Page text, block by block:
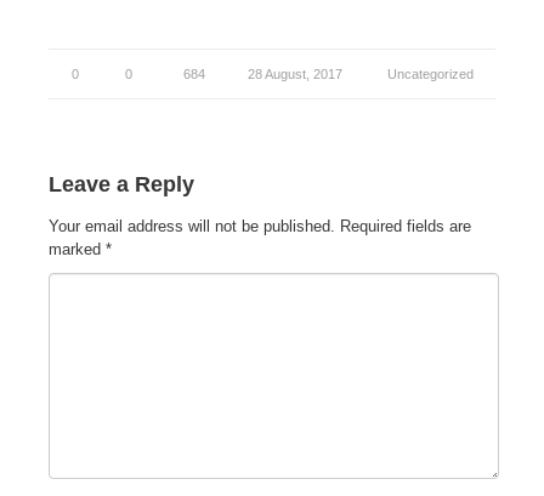
0 0 684 28 August, 2017 Uncategorized
Leave a Reply
Your email address will not be published. Required fields are
marked *